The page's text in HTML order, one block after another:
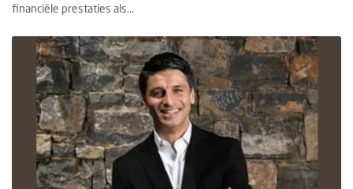
financiële prestaties als...